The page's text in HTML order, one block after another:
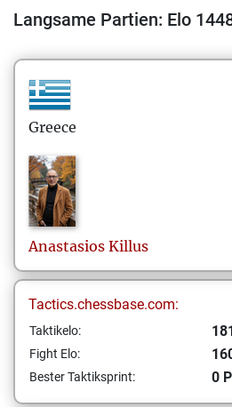
Langsame Partien: Elo
Greece
Anastasios Killus
Tactics.chessbase.com:
Taktikelo:
Fight Elo:
Bester Taktiksprint: 0